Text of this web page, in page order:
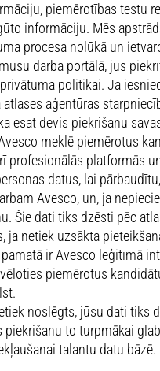
piemērotības testu
informāciju. Mēs
procesa nolūkā un
darba portālā, jūs
politikai. Ja
atlases aģentūras
esat devis piekrišanu
meklē piemērotus
profesionālās platformās
datus, lai
Avesco, un, ja
Šie dati tiks dzēsti pēc
ja netiek uzsākta
ir Avesco leģitīmā
piemērotus
noslēgts, jūsu dati tiks
piekrišanu to turpmākai
talantu datu bāzē.